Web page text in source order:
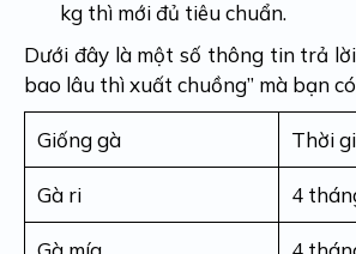
kg thì mới đủ tiêu chuẩn.
Dưới đây là một số thông tin trả
bao lâu thì xuất chuồng” mà bạn
Giống gà Thời
Gà ri 4